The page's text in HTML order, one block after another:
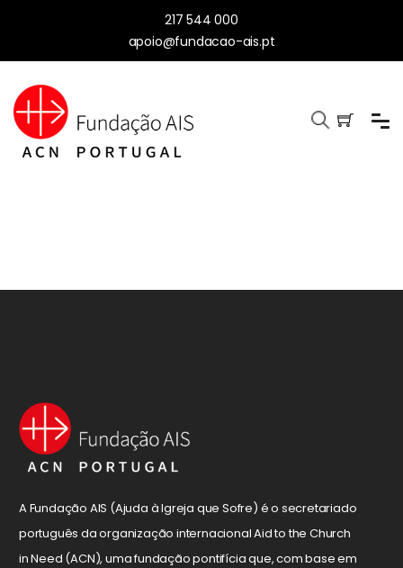
217 544 000
apoio@fundacao-ais.pt
A Fundação AIS (Ajuda à Igreja que Sofre) é o secretariado
português da organização internacional Aid to the Church
in Need (ACN), uma fundação pontifícia que, com base em